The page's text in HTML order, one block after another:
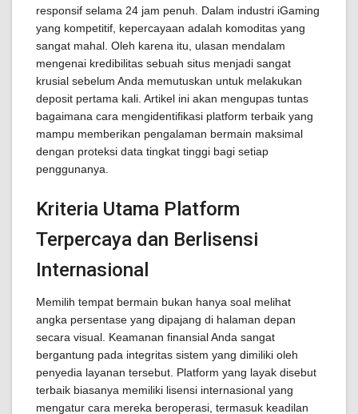
responsif selama 24 jam penuh. Dalam industri iGaming
yang kompetitif, kepercayaan adalah komoditas yang
sangat mahal. Oleh karena itu, ulasan mendalam
mengenai kredibilitas sebuah situs menjadi sangat
krusial sebelum Anda memutuskan untuk melakukan
deposit pertama kali. Artikel ini akan mengupas tuntas
bagaimana cara mengidentifikasi platform terbaik yang
mampu memberikan pengalaman bermain maksimal
dengan proteksi data tingkat tinggi bagi setiap
penggunanya.
Kriteria Utama Platform
Terpercaya dan Berlisensi
Internasional
Memilih tempat bermain bukan hanya soal melihat
angka persentase yang dipajang di halaman depan
secara visual. Keamanan finansial Anda sangat
bergantung pada integritas sistem yang dimiliki oleh
penyedia layanan tersebut. Platform yang layak disebut
terbaik biasanya memiliki lisensi internasional yang
mengatur cara mereka beroperasi, termasuk keadilan